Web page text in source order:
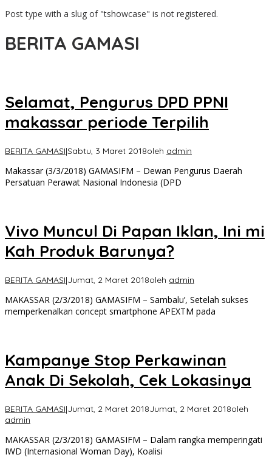
Post type with a slug of "tshowcase" is not registered.
BERITA GAMASI
Selamat, Pengurus DPD PPNI
makassar periode Terpilih
BERITA GAMASI|Sabtu, 3 Maret 2018oleh admin
Makassar (3/3/2018) GAMASIFM – Dewan Pengurus Daerah
Persatuan Perawat Nasional Indonesia (DPD
Vivo Muncul Di Papan Iklan, Ini mi
Kah Produk Barunya?
BERITA GAMASI|Jumat, 2 Maret 2018oleh admin
MAKASSAR (2/3/2018) GAMASIFM – Sambalu’, Setelah sukses
memperkenalkan concept smartphone APEXTM pada
Kampanye Stop Perkawinan
Anak Di Sekolah, Cek Lokasinya
BERITA GAMASI|Jumat, 2 Maret 2018Jumat, 2 Maret 2018oleh
admin
MAKASSAR (2/3/2018) GAMASIFM – Dalam rangka memperingati
IWD (Internasional Woman Day), Koalisi